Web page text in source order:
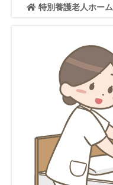
特別養護老人ホーム